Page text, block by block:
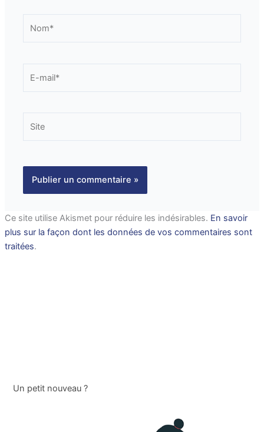
mail*
Ce site utilise Akismet pour réduire les indésirables. En savoir
plus sur la façon dont les données de vos commentaires sont
traitées.
Un petit nouveau ?